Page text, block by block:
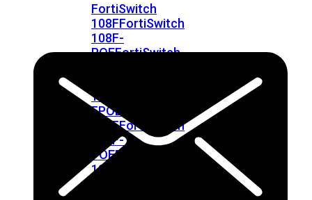
FortiSwitch
108FFortiSwitch
108F-
POEFortiSwitch
110G-
FPOE
124FFortiSwitch
124F-
POEFortiSwitch
124F-